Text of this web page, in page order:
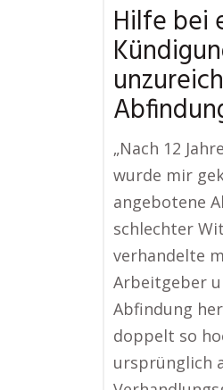
Hilfe bei
„Nach 12
wurde mir
angebotene
schlechter
verhandelte
Arbeitgeber
Abfindung
doppelt so
ursprünglich